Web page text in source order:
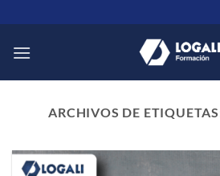
al
contenido
ARCHIVOS DE